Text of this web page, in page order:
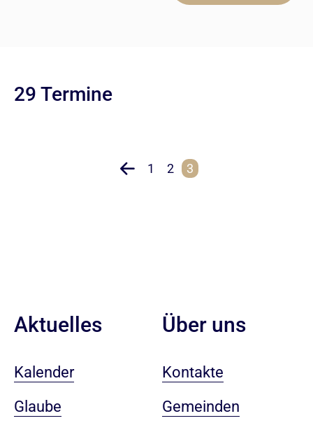
29 Termine
1 2 3
Aktuelles
Kalender
Glaube
Über uns
Kontakte
Gemeinden